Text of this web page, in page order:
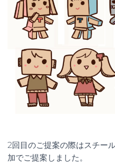
2回目のご提案の際はスチー
加でご提案しました。